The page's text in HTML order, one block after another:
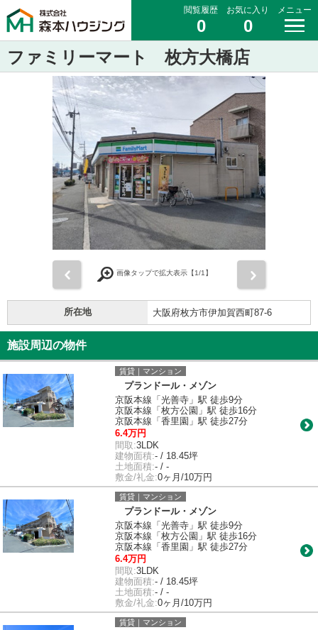
閲覧履歴
0
お気に入り
0
メニュー
ファミリーマート 枚方大橋店
画像タップで拡大表示【1/1】
所在地 大阪府枚方市伊加賀西町87-6
施設周辺の物件
賃貸｜マンション
プランドール・メゾン
京阪本線「光善寺」駅 徒歩9分
京阪本線「枚方公園」駅 徒歩16分
京阪本線「香里園」駅 徒歩27分
6.4万円
間取:3LDK
建物面積:- / 18.45坪
土地面積:- / -
敷金/礼金:0ヶ月/10万円
賃貸｜マンション
プランドール・メゾン
京阪本線「光善寺」駅 徒歩9分
京阪本線「枚方公園」駅 徒歩16分
京阪本線「香里園」駅 徒歩27分
6.4万円
間取:3LDK
建物面積:- / 18.45坪
土地面積:- / -
敷金/礼金:0ヶ月/10万円
賃貸｜マンション